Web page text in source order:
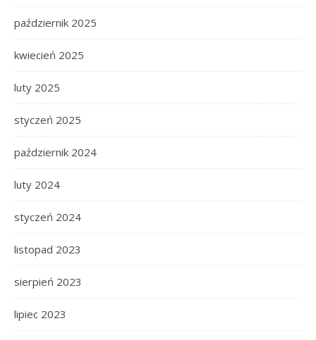
październik 2025
kwiecień 2025
luty 2025
styczeń 2025
październik 2024
luty 2024
styczeń 2024
listopad 2023
sierpień 2023
lipiec 2023